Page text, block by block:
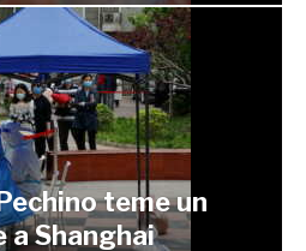
teme un
a Shanghai